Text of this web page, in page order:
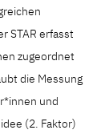
STAR erfasst
zugeordnet
die Messung
und
(2. Faktor)